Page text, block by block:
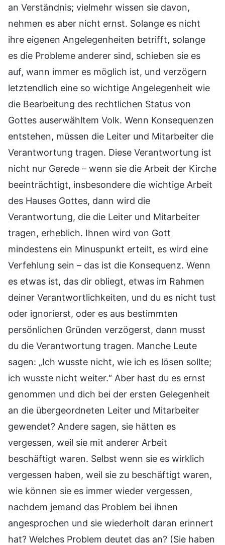
an Verständnis; vielmehr wissen sie davon,
nehmen es aber nicht ernst. Solange es nicht
ihre eigenen Angelegenheiten betrifft, solange
es die Probleme anderer sind, schieben sie es
auf, wann immer es möglich ist, und verzögern
letztendlich eine so wichtige Angelegenheit wie
die Bearbeitung des rechtlichen Status von
Gottes auserwähltem Volk. Wenn Konsequenzen
entstehen, müssen die Leiter und Mitarbeiter die
Verantwortung tragen. Diese Verantwortung ist
nicht nur Gerede – wenn sie die Arbeit der Kirche
beeinträchtigt, insbesondere die wichtige Arbeit
des Hauses Gottes, dann wird die
Verantwortung, die die Leiter und Mitarbeiter
tragen, erheblich. Ihnen wird von Gott
mindestens ein Minuspunkt erteilt, es wird eine
Verfehlung sein – das ist die Konsequenz. Wenn
es etwas ist, das dir obliegt, etwas im Rahmen
deiner Verantwortlichkeiten, und du es nicht tust
oder ignorierst, oder es aus bestimmten
persönlichen Gründen verzögerst, dann musst
du die Verantwortung tragen. Manche Leute
sagen: „Ich wusste nicht, wie ich es lösen sollte;
ich wusste nicht weiter.“ Aber hast du es ernst
genommen und dich bei der ersten Gelegenheit
an die übergeordneten Leiter und Mitarbeiter
gewendet? Andere sagen, sie hätten es
vergessen, weil sie mit anderer Arbeit
beschäftigt waren. Selbst wenn sie es wirklich
vergessen haben, weil sie zu beschäftigt waren,
wie können sie es immer wieder vergessen,
nachdem jemand das Problem bei ihnen
angesprochen und sie wiederholt daran erinnert
hat? Welches Problem deutet das an? (Sie haben